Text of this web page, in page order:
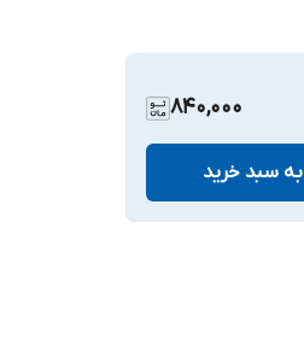
840,000
سبد خرید